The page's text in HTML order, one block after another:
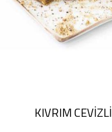
KIVRIM CEVİZLİ